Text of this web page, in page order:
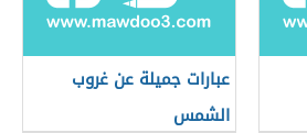
عبارات جميلة عن غروب
الشمس